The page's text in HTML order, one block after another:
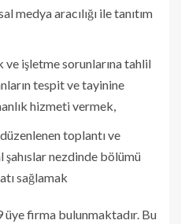
medya aracılığı ile tanıtım
işletme sorunlarına tahlil
tespit ve tayinine
hizmeti vermek,
toplantı ve
nezdinde bölümü
sağlamak
üye firma bulunmaktadır. Bu